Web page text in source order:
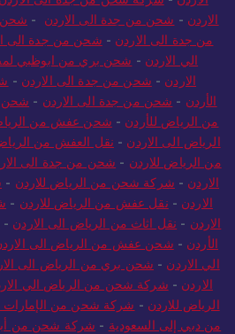
الاردن -شركة شحن من جدة الى الاردن
الاردن-شحن من جدة الى الاردن- شحن
من جدة الى الاردن- شحن من جدة الى
الي الاردن- شحن بري من ابوظبي
الاردن-شحن من جدة الى الاردن-
الأردن -شحن من جدة الى الاردن- شحن
من الرياض للأردن -شحن عفش من
الرياض الى الاردن -نقل العفش من
من الرياض للاردن-شحن من جدة الى
الاردن-شركة شحن من الرياض للاردن -
الاردن-نقل عفش من الرياض للاردن-
الاردن- نقل اثاث من الرياض الى الاردن-
الأردن-شحن عفش من الرياض الى
الي الاردن-شحن بري من الرياض الى
الاردن
-شركة شحن من الرياض الي
الرياض للاردن-شركة شحن من الإمارات